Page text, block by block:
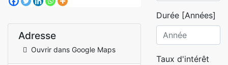
Adresse
Ouvrir dans Google Maps
Durée [Années]
Taux d'intérêt